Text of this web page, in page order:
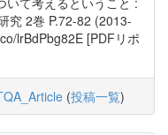
究 2巻 P.72-82 (2013-
lrBdPbg82E [PDFリポ
(投稿一覧)